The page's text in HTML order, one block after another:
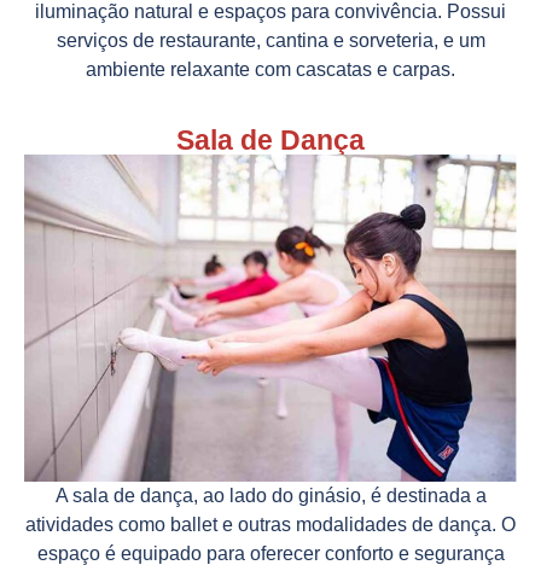
iluminação natural e espaços para convivência. Possui
serviços de restaurante, cantina e sorveteria, e um
ambiente relaxante com cascatas e carpas.
Sala de Dança
A sala de dança, ao lado do ginásio, é destinada a
atividades como ballet e outras modalidades de dança. O
espaço é equipado para oferecer conforto e segurança